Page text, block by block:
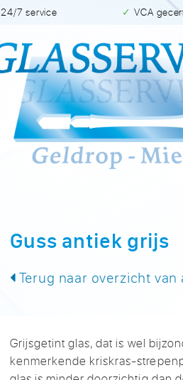
✓ 24/7 service ✓ VCA
Guss antiek grijs
Terug naar overzicht
Grijsgetint glas, dat is wel
kenmerkende kriskras-